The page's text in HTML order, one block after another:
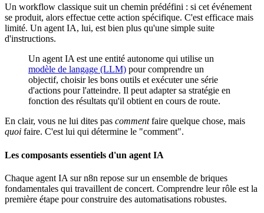
Un workflow classique suit un chemin prédéfini : si cet événement
se produit, alors effectue cette action spécifique. C'est efficace mais
limité. Un agent IA, lui, est bien plus qu'une simple suite
d'instructions.
Un agent IA est une entité autonome qui utilise un
modèle de langage (LLM) pour comprendre un
objectif, choisir les bons outils et exécuter une série
d'actions pour l'atteindre. Il peut adapter sa stratégie en
fonction des résultats qu'il obtient en cours de route.
En clair, vous ne lui dites pas commentfaire quelque chose, mais
quoi faire. C'est lui qui détermine le "comment".
Les composants essentiels d'un agent IA
Chaque agent IA sur n8n repose sur un ensemble de briques
fondamentales qui travaillent de concert. Comprendre leur rôle est la
première étape pour construire des automatisations robustes.